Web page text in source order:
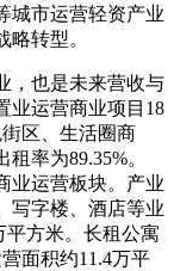
城市运营轻资产业
转型。
，也是未来营收与
业运营商业项目18
区、生活圈商
率为89.35%。
业运营板块。产业
写字楼、酒店等业
平方米。长租公寓
面积约11.4万平